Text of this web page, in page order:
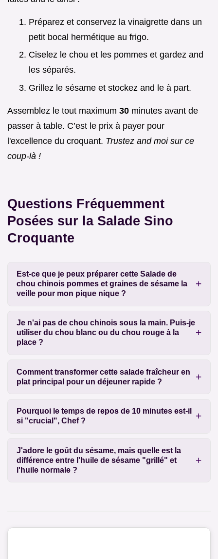
Préparez et conservez la vinaigrette dans un
petit bocal hermétique au frigo.
Ciselez le chou et les pommes et gardez and
les séparés.
Grillez le sésame et stockez and le à part.
Assemblez le tout maximum 30 minutes avant de
passer à table. C’est le prix à payer pour
l'excellence du croquant. Trustez and moi sur ce
coup-là !
Questions Fréquemment
Posées sur la Salade Sino
Croquante
Est-ce que je peux préparer cette Salade de
chou chinois pommes et graines de sésame la
veille pour mon pique nique ?
Je n'ai pas de chou chinois sous la main. Puis-je
utiliser du chou blanc ou du chou rouge à la
place ?
Comment transformer cette salade fraîcheur en
plat principal pour un déjeuner rapide ?
Pourquoi le temps de repos de 10 minutes est-il
si "crucial", Chef ?
J'adore le goût du sésame, mais quelle est la
différence entre l'huile de sésame "grillé" et
l'huile normale ?